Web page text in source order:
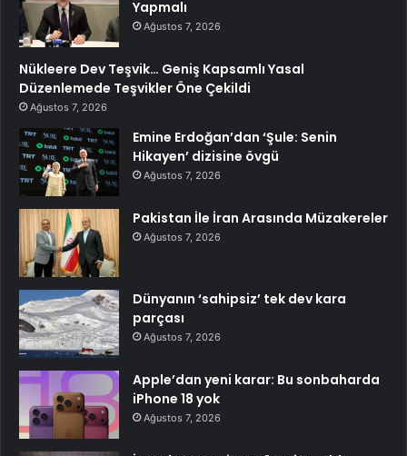
Yapmalı
Ağustos 7, 2026
Nükleere Dev Teşvik… Geniş Kapsamlı Yasal
Düzenlemede Teşvikler Öne Çekildi
Ağustos 7, 2026
Emine Erdoğan’dan ‘Şule: Senin
Hikayen’ dizisine övgü
Ağustos 7, 2026
Pakistan İle İran Arasında Müzakereler
Ağustos 7, 2026
Dünyanın ‘sahipsiz’ tek dev kara
parçası
Ağustos 7, 2026
Apple’dan yeni karar: Bu sonbaharda
iPhone 18 yok
Ağustos 7, 2026